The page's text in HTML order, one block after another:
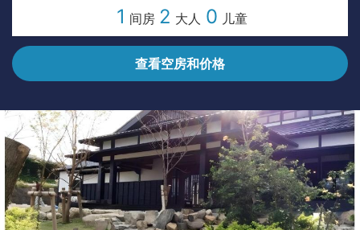
1 间房 2 大人 0 儿童
查看空房和价格